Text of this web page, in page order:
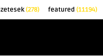
(278) featured (11194)